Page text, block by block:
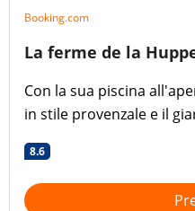
Booking.com
La ferme de la
Con la sua piscina
in stile provenzale e il
8.6